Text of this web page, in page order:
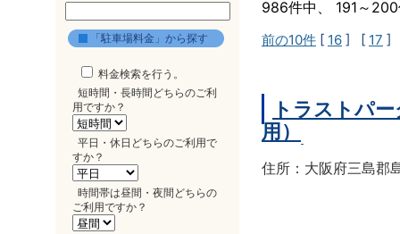
「駐車場料金」から探す
料金検索を行う。
短時間・長時間どちらのご利
用ですか？
平日・休日どちらのご利用で
すか？
時間帯は昼間・夜間どちらの
ご利用ですか？
986件中、 191～
前の10件 [ 16 ] [ 17 ]
トラストパ
用）
住所：大阪府三島郡